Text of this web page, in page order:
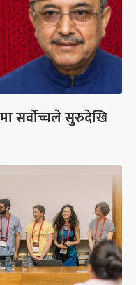
सर्वोच्चले सुरुदेखि